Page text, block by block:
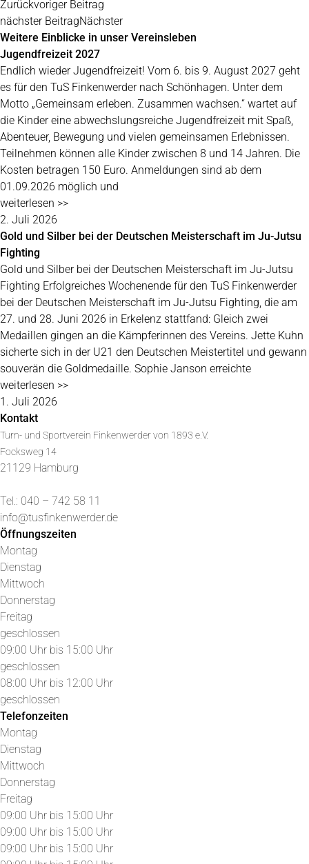
Zurückvoriger Beitrag
nächster BeitragNächster
Weitere Einblicke in unser Vereinsleben
Jugendfreizeit 2027
Endlich wieder Jugendfreizeit! Vom 6. bis 9. August 2027 geht
es für den TuS Finkenwerder nach Schönhagen. Unter dem
Motto „Gemeinsam erleben. Zusammen wachsen.“ wartet auf
die Kinder eine abwechslungsreiche Jugendfreizeit mit Spaß,
Abenteuer, Bewegung und vielen gemeinsamen Erlebnissen.
Teilnehmen können alle Kinder zwischen 8 und 14 Jahren. Die
Kosten betragen 150 Euro. Anmeldungen sind ab dem
01.09.2026 möglich und
weiterlesen >>
2. Juli 2026
Gold und Silber bei der Deutschen Meisterschaft im Ju-Jutsu
Fighting
Gold und Silber bei der Deutschen Meisterschaft im Ju-Jutsu
Fighting Erfolgreiches Wochenende für den TuS Finkenwerder
bei der Deutschen Meisterschaft im Ju-Jutsu Fighting, die am
27. und 28. Juni 2026 in Erkelenz stattfand: Gleich zwei
Medaillen gingen an die Kämpferinnen des Vereins. Jette Kuhn
sicherte sich in der U21 den Deutschen Meistertitel und gewann
souverän die Goldmedaille. Sophie Janson erreichte
weiterlesen >>
1. Juli 2026
Kontakt
Turn- und Sportverein Finkenwerder von 1893 e.V.
Focksweg 14
21129 Hamburg
Tel.: 040 – 742 58 11
info@tusfinkenwerder.de
Öffnungszeiten
Montag
Dienstag
Mittwoch
Donnerstag
Freitag
geschlossen
09:00 Uhr bis 15:00 Uhr
geschlossen
08:00 Uhr bis 12:00 Uhr
geschlossen
Telefonzeiten
Montag
Dienstag
Mittwoch
Donnerstag
Freitag
09:00 Uhr bis 15:00 Uhr
09:00 Uhr bis 15:00 Uhr
09:00 Uhr bis 15:00 Uhr